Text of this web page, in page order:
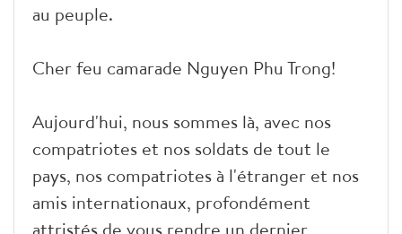
au peuple.
Cher feu camarade Nguyen Phu Trong!
Aujourd'hui, nous sommes là, avec nos
compatriotes et nos soldats de tout le
pays, nos compatriotes à l'étranger et nos
amis internationaux, profondément
attristés de vous rendre un dernier